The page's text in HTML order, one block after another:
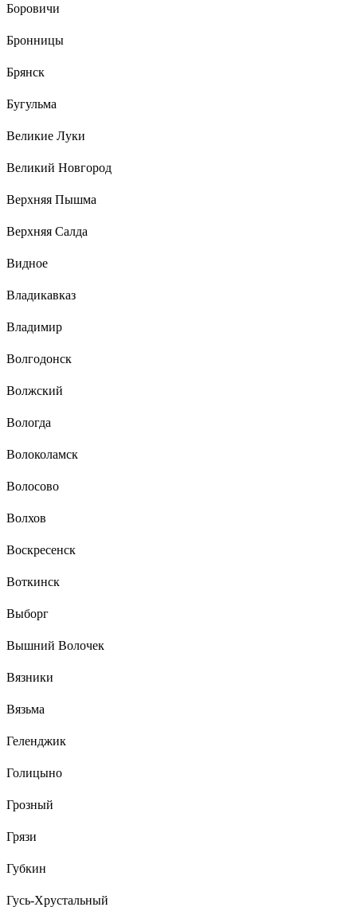
Боровичи
Бронницы
Брянск
Бугульма
Великие Луки
Великий Новгород
Верхняя Пышма
Верхняя Салда
Видное
Владикавказ
Владимир
Волгодонск
Волжский
Вологда
Волоколамск
Волосово
Волхов
Воскресенск
Воткинск
Выборг
Вышний Волочек
Вязники
Вязьма
Геленджик
Голицыно
Грозный
Грязи
Губкин
Гусь-Хрустальный